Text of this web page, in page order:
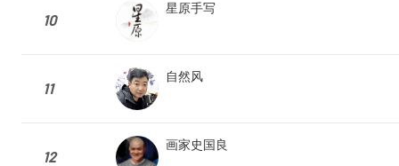
10
星原手写
11
自然风
12
画家史国良